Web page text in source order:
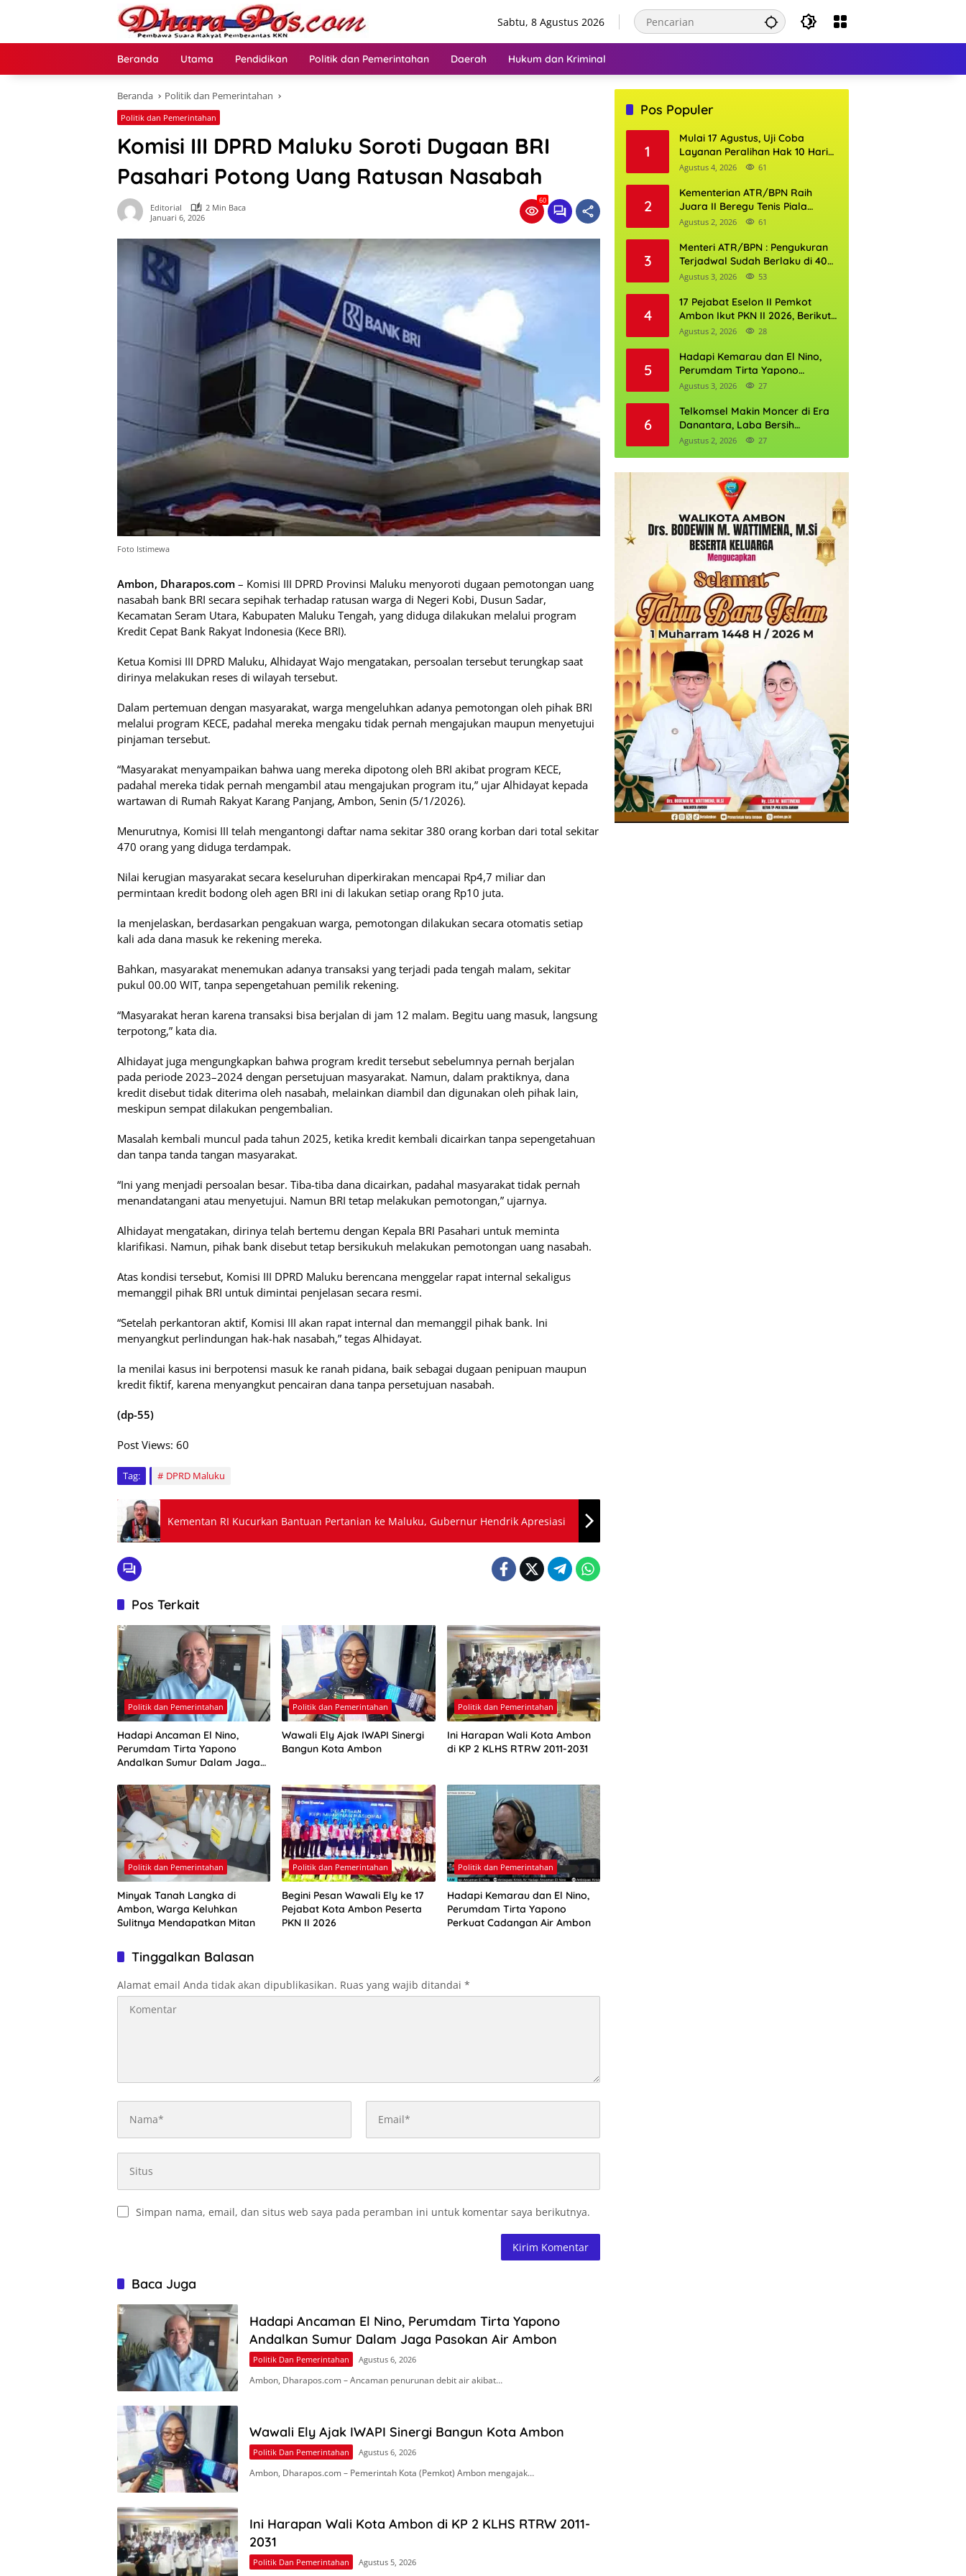
Sabtu, 8 Agustus 2026
Beranda Utama Pendidikan Politik dan Pemerintahan Daerah Hukum dan Kriminal
Beranda Politik dan Pemerintahan
Politik dan Pemerintahan
Komisi III DPRD Maluku Soroti Dugaan BRI
Pasahari Potong Uang Ratusan Nasabah
Editorial
2 Min Baca
Januari 6, 2026
60
Foto Istimewa
Ambon, Dharapos.com – Komisi III DPRD Provinsi Maluku menyoroti dugaan pemotongan uang
nasabah bank BRI secara sepihak terhadap ratusan warga di Negeri Kobi, Dusun Sadar,
Kecamatan Seram Utara, Kabupaten Maluku Tengah, yang diduga dilakukan melalui program
Kredit Cepat Bank Rakyat Indonesia (Kece BRI).
Ketua Komisi III DPRD Maluku, Alhidayat Wajo mengatakan, persoalan tersebut terungkap saat
dirinya melakukan reses di wilayah tersebut.
Dalam pertemuan dengan masyarakat, warga mengeluhkan adanya pemotongan oleh pihak BRI
melalui program KECE, padahal mereka mengaku tidak pernah mengajukan maupun menyetujui
pinjaman tersebut.
“Masyarakat menyampaikan bahwa uang mereka dipotong oleh BRI akibat program KECE,
padahal mereka tidak pernah mengambil atau mengajukan program itu,” ujar Alhidayat kepada
wartawan di Rumah Rakyat Karang Panjang, Ambon, Senin (5/1/2026).
Menurutnya, Komisi III telah mengantongi daftar nama sekitar 380 orang korban dari total sekitar
470 orang yang diduga terdampak.
Nilai kerugian masyarakat secara keseluruhan diperkirakan mencapai Rp4,7 miliar dan
permintaan kredit bodong oleh agen BRI ini di lakukan setiap orang Rp10 juta.
Ia menjelaskan, berdasarkan pengakuan warga, pemotongan dilakukan secara otomatis setiap
kali ada dana masuk ke rekening mereka.
Bahkan, masyarakat menemukan adanya transaksi yang terjadi pada tengah malam, sekitar
pukul 00.00 WIT, tanpa sepengetahuan pemilik rekening.
“Masyarakat heran karena transaksi bisa berjalan di jam 12 malam. Begitu uang masuk, langsung
terpotong,” kata dia.
Alhidayat juga mengungkapkan bahwa program kredit tersebut sebelumnya pernah berjalan
pada periode 2023–2024 dengan persetujuan masyarakat. Namun, dalam praktiknya, dana
kredit disebut tidak diterima oleh nasabah, melainkan diambil dan digunakan oleh pihak lain,
meskipun sempat dilakukan pengembalian.
Masalah kembali muncul pada tahun 2025, ketika kredit kembali dicairkan tanpa sepengetahuan
dan tanpa tanda tangan masyarakat.
“Ini yang menjadi persoalan besar. Tiba-tiba dana dicairkan, padahal masyarakat tidak pernah
menandatangani atau menyetujui. Namun BRI tetap melakukan pemotongan,” ujarnya.
Alhidayat mengatakan, dirinya telah bertemu dengan Kepala BRI Pasahari untuk meminta
klarifikasi. Namun, pihak bank disebut tetap bersikukuh melakukan pemotongan uang nasabah.
Atas kondisi tersebut, Komisi III DPRD Maluku berencana menggelar rapat internal sekaligus
memanggil pihak BRI untuk dimintai penjelasan secara resmi.
“Setelah perkantoran aktif, Komisi III akan rapat internal dan memanggil pihak bank. Ini
menyangkut perlindungan hak-hak nasabah,” tegas Alhidayat.
Ia menilai kasus ini berpotensi masuk ke ranah pidana, baik sebagai dugaan penipuan maupun
kredit fiktif, karena menyangkut pencairan dana tanpa persetujuan nasabah.
(dp-55)
Post Views: 60
Tag: DPRD Maluku
Kementan RI Kucurkan Bantuan Pertanian ke Maluku, Gubernur Hendrik Apresiasi
Pos Terkait
Politik dan Pemerintahan
Hadapi Ancaman El Nino,
Perumdam Tirta Yapono
Andalkan Sumur Dalam Jaga
Politik dan Pemerintahan
Wawali Ely Ajak IWAPI Sinergi
Bangun Kota Ambon
Politik dan Pemerintahan
Ini Harapan Wali Kota Ambon
di KP 2 KLHS RTRW 2011-2031
Politik dan Pemerintahan
Minyak Tanah Langka di
Ambon, Warga Keluhkan
Sulitnya Mendapatkan Mitan
Politik dan Pemerintahan
Begini Pesan Wawali Ely ke 17
Pejabat Kota Ambon Peserta
PKN II 2026
Politik dan Pemerintahan
Hadapi Kemarau dan El Nino,
Perumdam Tirta Yapono
Perkuat Cadangan Air Ambon
Tinggalkan Balasan
Alamat email Anda tidak akan dipublikasikan. Ruas yang wajib ditandai *
Simpan nama, email, dan situs web saya pada peramban ini untuk komentar saya berikutnya.
Baca Juga
Hadapi Ancaman El Nino, Perumdam Tirta Yapono
Andalkan Sumur Dalam Jaga Pasokan Air Ambon
Politik Dan Pemerintahan Agustus 6, 2026
Ambon, Dharapos.com – Ancaman penurunan debit air akibat…
Wawali Ely Ajak IWAPI Sinergi Bangun Kota Ambon
Politik Dan Pemerintahan Agustus 6, 2026
Ambon, Dharapos.com – Pemerintah Kota (Pemkot) Ambon mengajak…
Ini Harapan Wali Kota Ambon di KP 2 KLHS RTRW 2011-
2031
Politik Dan Pemerintahan Agustus 5, 2026
Pos Populer
1
Mulai 17 Agustus, Uji Coba
Layanan Peralihan Hak 10 Hari
di 15 Kantor Pertanahan
Agustus 4, 2026 61
2
Kementerian ATR/BPN Raih
Juara II Beregu Tenis Piala
Gubernur DKI Jakarta 2026
Agustus 2, 2026 61
3
Menteri ATR/BPN : Pengukuran
Terjadwal Sudah Berlaku di 400
Kantor Pertanahan
Agustus 3, 2026 53
4
17 Pejabat Eselon II Pemkot
Ambon Ikut PKN II 2026, Berikut
Daftarnya
Agustus 2, 2026 28
5
Hadapi Kemarau dan El Nino,
Perumdam Tirta Yapono
Perkuat Cadangan Air Ambon
Agustus 3, 2026 27
6
Telkomsel Makin Moncer di Era
Danantara, Laba Bersih
Semester I 2026 Tembus Rp10,4
Agustus 2, 2026 27